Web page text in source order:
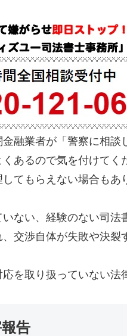
融業者が「警察に相
あるので気を付けて
てもらえない場合もあ
ない、経験のない司
交渉自体が失敗や決裂
を取り扱っていない法
告